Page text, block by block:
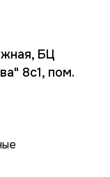
БЦ
8с1, пом.